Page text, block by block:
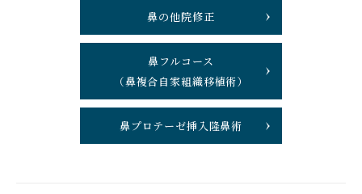
鼻の他院修正
鼻フルコース
（鼻複合自家組織移植術）
鼻プロテーゼ挿入隆鼻術